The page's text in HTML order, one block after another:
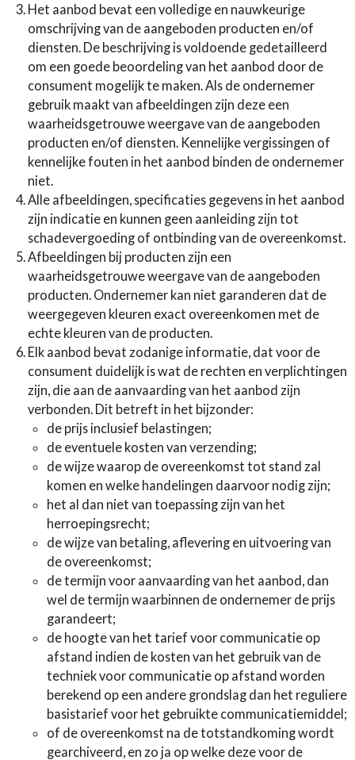
Het aanbod bevat een volledige en nauwkeurige
omschrijving van de aangeboden producten en/of
diensten. De beschrijving is voldoende gedetailleerd
om een goede beoordeling van het aanbod door de
consument mogelijk te maken. Als de ondernemer
gebruik maakt van afbeeldingen zijn deze een
waarheidsgetrouwe weergave van de aangeboden
producten en/of diensten. Kennelijke vergissingen of
kennelijke fouten in het aanbod binden de ondernemer
niet.
Alle afbeeldingen, specificaties gegevens in het aanbod
zijn indicatie en kunnen geen aanleiding zijn tot
schadevergoeding of ontbinding van de overeenkomst.
Afbeeldingen bij producten zijn een
waarheidsgetrouwe weergave van de aangeboden
producten. Ondernemer kan niet garanderen dat de
weergegeven kleuren exact overeenkomen met de
echte kleuren van de producten.
Elk aanbod bevat zodanige informatie, dat voor de
consument duidelijk is wat de rechten en verplichtingen
zijn, die aan de aanvaarding van het aanbod zijn
verbonden. Dit betreft in het bijzonder:
de prijs inclusief belastingen;
de eventuele kosten van verzending;
de wijze waarop de overeenkomst tot stand zal
komen en welke handelingen daarvoor nodig zijn;
het al dan niet van toepassing zijn van het
herroepingsrecht;
de wijze van betaling, aflevering en uitvoering van
de overeenkomst;
de termijn voor aanvaarding van het aanbod, dan
wel de termijn waarbinnen de ondernemer de prijs
garandeert;
de hoogte van het tarief voor communicatie op
afstand indien de kosten van het gebruik van de
techniek voor communicatie op afstand worden
berekend op een andere grondslag dan het reguliere
basistarief voor het gebruikte communicatiemiddel;
of de overeenkomst na de totstandkoming wordt
gearchiveerd, en zo ja op welke deze voor de